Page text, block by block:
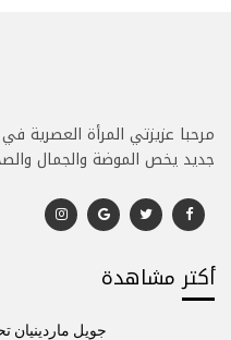
مرحبا عزيزتي المرأة
جديد يخص الموضة والجمال
أكتر مشاهدة
جويل ماردينيان